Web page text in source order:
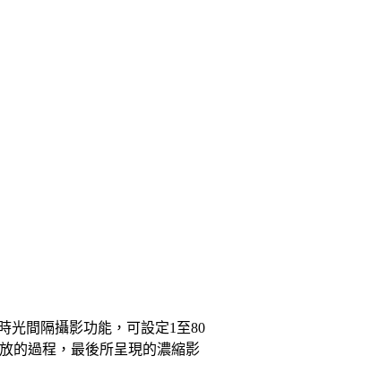
光間隔攝影功能，可設定1至80
的過程，最後所呈現的濃縮影